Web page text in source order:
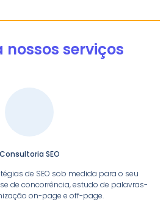
nossos serviços
Consultoria SEO
de SEO sob medida para o seu
de concorrência, estudo de palavras-
on-page e off-page.